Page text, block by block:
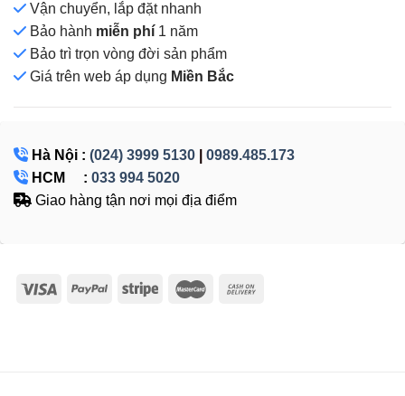
Vận chuyển, lắp đặt nhanh
Bảo hành miễn phí 1 năm
Bảo trì trọn vòng đời sản phẩm
Giá trên web áp dụng Miền Bắc
Hà Nội : (024) 3999 5130
0989.485.173
HCM : 033 994 5020
Giao hàng tận nơi mọi địa điểm